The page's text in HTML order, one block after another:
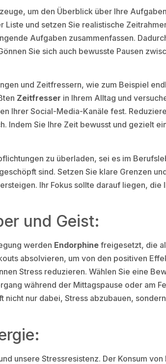
um den Überblick über Ihre
und setzen Sie realistische
Aufgaben zusammenfassen.
Sie sich auch bewusste Pausen
und Zeitfressern, wie zum Beispiel
Zeitfresser in Ihrem Alltag und
Ihrer Social-Media-Kanäle fest.
Indem Sie Ihre Zeit bewusst und gezielt
zu überladen, sei es im
sind. Setzen Sie klare Grenzen
Ihr Fokus sollte darauf liegen, die
und Geist:
werden Endorphine freigesetzt, die
absolvieren, um von den positiven
Stress reduzieren. Wählen Sie eine
während der Mittagspause oder am
nur dabei, Stress abzubauen,
unsere Stressresistenz. Der Konsum